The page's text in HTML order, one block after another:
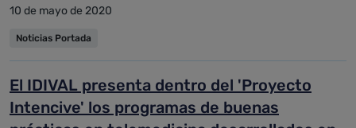
10 de mayo de 2020
Noticias Portada
El IDIVAL presenta dentro del 'Proyecto
Intencive' los programas de buenas